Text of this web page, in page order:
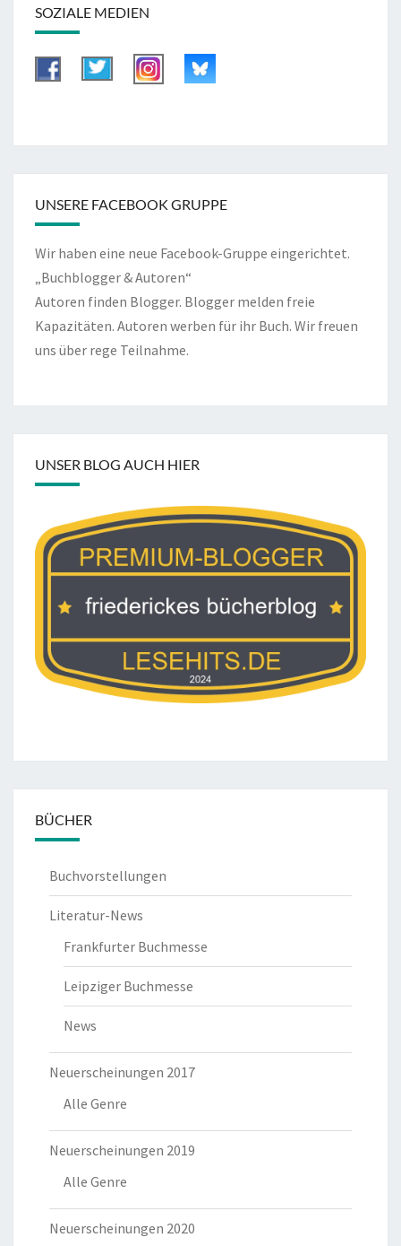
SOZIALE MEDIEN
UNSERE FACEBOOK GRUPPE
Wir haben eine neue Facebook-Gruppe eingerichtet.
„Buchblogger & Autoren“
Autoren finden Blogger. Blogger melden freie
Kapazitäten. Autoren werben für ihr Buch. Wir freuen
uns über rege Teilnahme.
UNSER BLOG AUCH HIER
BÜCHER
Buchvorstellungen
Literatur-News
Frankfurter Buchmesse
Leipziger Buchmesse
News
Neuerscheinungen 2017
Alle Genre
Neuerscheinungen 2019
Alle Genre
Neuerscheinungen 2020